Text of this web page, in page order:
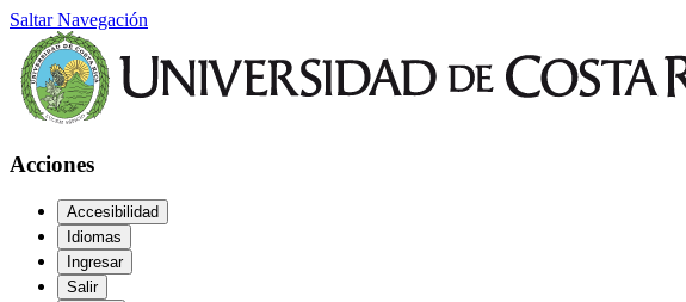
Saltar Navegación
Acciones
Accesibilidad
Idiomas
Ingresar
Salir